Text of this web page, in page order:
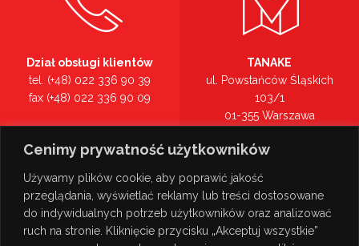
Cenimy prywatność użytkowników
Używamy plików cookie, aby poprawić jakość
przeglądania, wyświetlać reklamy lub treści dostosowane
do indywidualnych potrzeb użytkowników oraz analizować
ruch na stronie. Kliknięcie przycisku „Akceptuj wszystkie”
Dział obsługi klientów
tel. (+48) 022 336 90 39
fax (+48) 022 336 90 09
tel. (+48) 022 336 90 00
TANAKE
ul. Powstańców Śląskich
103/1
01-355 Warszawa
Zobacz na mapie >